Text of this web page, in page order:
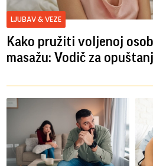
LJUBAV & VEZE
Kako pružiti voljenoj
masažu: Vodič za